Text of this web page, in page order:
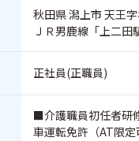
秋田県 潟上市 天王
ＪＲ男鹿線「上二田
正社員(正職員)
■介護職員初任者研
車運転免許（AT限定